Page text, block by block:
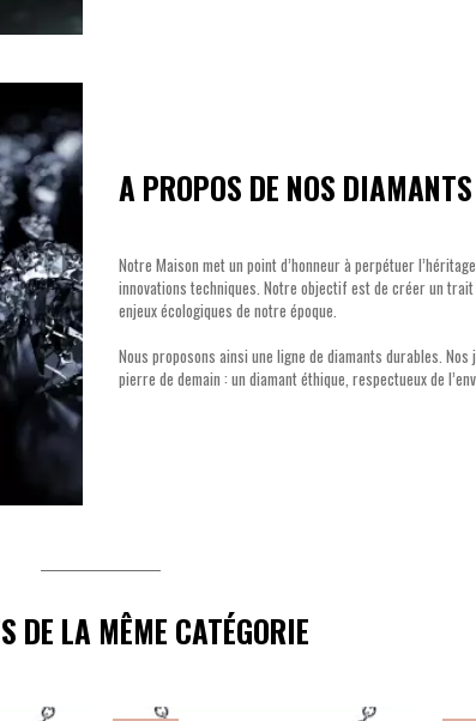
A PROPOS DE NOS DIAMANTS
Notre Maison met un point d’honneur à perpétuer
innovations techniques. Notre objectif est de créer un
enjeux écologiques de notre époque.
Nous proposons ainsi une ligne de diamants durables.
pierre de demain : un diamant éthique, respectueux de
DE LA MÊME CATÉGORIE